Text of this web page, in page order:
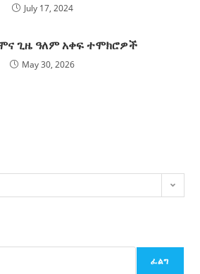
July 17, 2024
ጊዜ ዓለም አቀፍ ተሞክሮዎች
May 30, 2026
ፈልግ